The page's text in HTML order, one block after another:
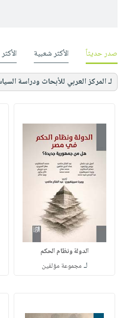
صدر حديثاً الأكثر شعبية
لـ المركز العربي للأبحاث ودراسة
الدولة ونظام الحكم
لـ مجموعة مؤلفين